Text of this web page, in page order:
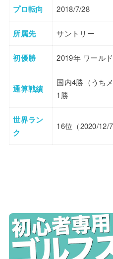
プロ転向 2018/7/28
所属先 サントリー
初優勝 2019年 ワール
通算戦績
国内4勝（うち
1勝
世界ラン
ク
16位（2020/12/7